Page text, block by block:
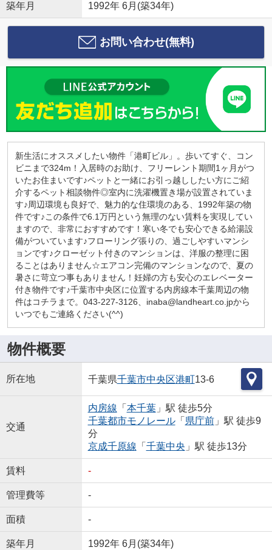
築年月 1992年 6月(築34年)
お問い合わせ(無料)
新生活にオススメしたい物件「港町ビル」。歩いてすぐ、コン
ビニまで324m！入居時のお助け、フリーレント期間1ヶ月がつ
いたお住まいです♪ペットと一緒にお引っ越ししたい方にご紹
介するペット相談物件◎室内に洗濯機置き場が設置されていま
す♪周辺環境も良好で、魅力的な住環境のある、1992年築の物
件です♪この条件で6.1万円という無理のない賃料を実現してい
ますので、非常におすすめです！寒い冬でも安心できる給湯設
備がついています♪フローリング張りの、過ごしやすいマンシ
ョンです♪クローゼット付きのマンションは、洋服の整理に困
ることはありません☆エアコン完備のマンションなので、夏の
暑さに苛立つ事もありません！妊婦の方も安心のエレベーター
付き物件です♪千葉市中央区に位置する内房線本千葉周辺の物
件はコチラまで。043-227-3126、inaba@landheart.co.jpから
いつでもご連絡ください(^^)
物件概要
所在地 千葉県千葉市中央区港町13-6
交通
内房線 「 本千葉」駅 徒歩5分
千葉都市モノレール「 県庁前」駅 徒歩9
分
京成千原線 「 千葉中央 」駅 徒歩13分
賃料 -
管理費等 -
面積 -
築年月 1992年 6月(築34年)